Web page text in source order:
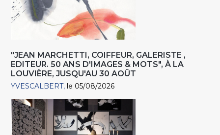
"JEAN MARCHETTI, COIFFEUR, GALERISTE ,
EDITEUR. 50 ANS D'IMAGES & MOTS", À LA
LOUVIÈRE, JUSQU'AU 30 AOÛT
YVESCALBERT le 05/08/2026